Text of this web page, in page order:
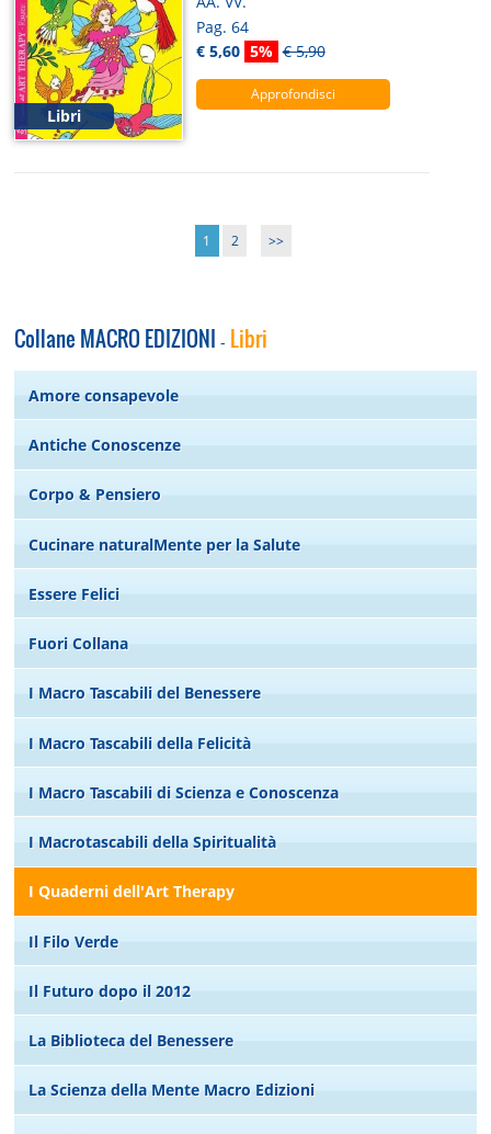
Libri
Pag. 64
€ 5,60 5% € 5,90
Approfondisci
1 2 >>
Collane MACRO EDIZIONI - Libri
Amore consapevole
Antiche Conoscenze
Corpo & Pensiero
Cucinare naturalMente per la Salute
Essere Felici
Fuori Collana
I Macro Tascabili del Benessere
I Macro Tascabili della Felicità
I Macro Tascabili di Scienza e Conoscenza
I Macrotascabili della Spiritualità
I Quaderni dell'Art Therapy
Il Filo Verde
Il Futuro dopo il 2012
La Biblioteca del Benessere
La Scienza della Mente Macro Edizioni